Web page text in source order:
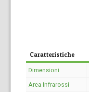
Caratteristiche
Dimensioni
Area Infrarossi